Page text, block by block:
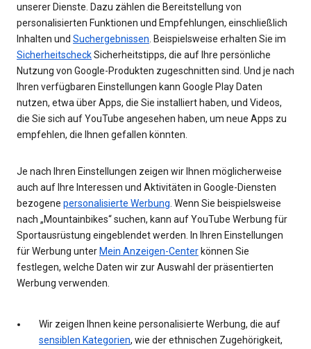
unserer Dienste. Dazu zählen die Bereitstellung von
personalisierten Funktionen und Empfehlungen, einschließlich
Inhalten und Suchergebnissen . Beispielsweise erhalten Sie im
SicherheitscheckSicherheitstipps, die auf Ihre persönliche
Nutzung von Google-Produkten zugeschnitten sind. Und je nach
Ihren verfügbaren Einstellungen kann Google Play Daten
nutzen, etwa über Apps, die Sie installiert haben, und Videos,
die Sie sich auf YouTube angesehen haben, um neue Apps zu
empfehlen, die Ihnen gefallen könnten.
Je nach Ihren Einstellungen zeigen wir Ihnen möglicherweise
auch auf Ihre Interessen und Aktivitäten in Google-Diensten
bezogene personalisierte Werbung . Wenn Sie beispielsweise
nach „Mountainbikes“ suchen, kann auf YouTube Werbung für
Sportausrüstung eingeblendet werden. In Ihren Einstellungen
für Werbung unterMein Anzeigen-Centerkönnen Sie
festlegen, welche Daten wir zur Auswahl der präsentierten
Werbung verwenden.
Wir zeigen Ihnen keine personalisierte Werbung, die auf
sensiblen Kategorien, wie der ethnischen Zugehörigkeit,